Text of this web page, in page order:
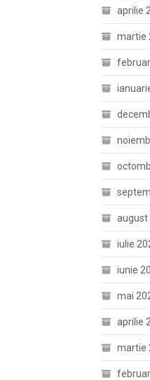
aprilie
martie
august
iulie
iunie
mai
aprilie
martie